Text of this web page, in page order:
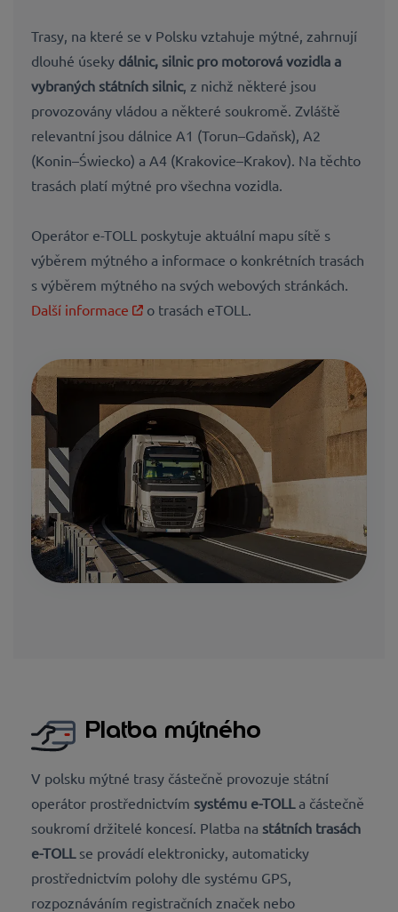
Trasy, na které se v Polsku vztahuje mýtné, zahrnují
dlouhé úseky dálnic, silnic pro motorová vozidla a
vybraných státních silnic, z nichž některé jsou
provozovány vládou a některé soukromě. Zvláště
relevantní jsou dálnice A1 (Torun–Gdaňsk), A2
(Konin–Świecko) a A4 (Krakovice–Krakov). Na těchto
trasách platí mýtné pro všechna vozidla.
Operátor e-TOLL poskytuje aktuální mapu sítě s
výběrem mýtného a informace o konkrétních trasách
s výběrem mýtného na svých webových stránkách.
Další informace
o trasách eTOLL.
Platba mýtného
V polsku mýtné trasy částečně provozuje státní
operátor prostřednictvím systému e-TOLL a částečně
soukromí držitelé koncesí. Platba na státních trasách
e-TOLL se provádí elektronicky, automaticky
prostřednictvím polohy dle systému GPS,
rozpoznáváním registračních značek nebo